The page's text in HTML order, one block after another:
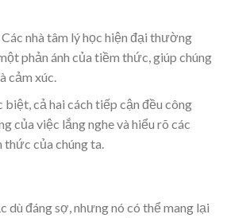
nhà tâm lý học hiện đại thường
phản ánh của tiềm thức, giúp chúng
cảm xúc.
biệt, cả hai cách tiếp cận đều công
của việc lắng nghe và hiểu rõ các
của chúng ta.
dù đáng sợ, nhưng nó có thể mang lại